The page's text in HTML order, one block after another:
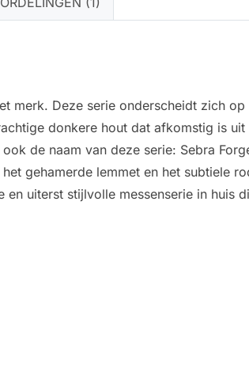
merk. Deze serie onderscheidt zich
donkere hout dat afkomstig is
de naam van deze serie: Sebra
gehamerde lemmet en het subtiele
uiterst stijlvolle messenserie in huis